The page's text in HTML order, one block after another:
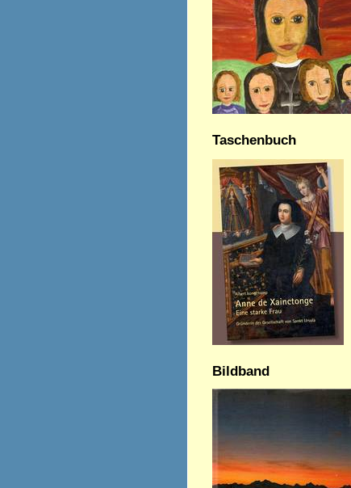
Taschenbuch
Bildband